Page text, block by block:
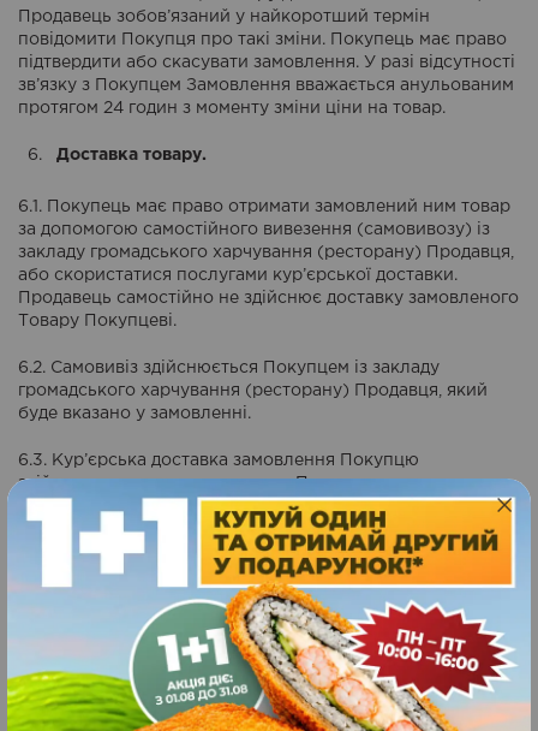
Продавець зобов’язаний у найкоротший термін
повідомити Покупця про такі зміни. Покупець має право
підтвердити або скасувати замовлення. У разі відсутності
зв’язку з Покупцем Замовлення вважається анульованим
протягом 24 годин з моменту зміни ціни на товар.
Доставка товару.
6.1. Покупець має право отримати замовлений ним товар
за допомогою самостійного вивезення (самовивозу) із
закладу громадського харчування (ресторану) Продавця,
або скористатися послугами кур’єрської доставки.
Продавець самостійно не здiйснює доставку замовленого
Товару Покупцевi.
6.2. Самовивіз здійснюється Покупцем із закладу
громадського харчування (ресторану) Продавця, який
буде вказано у замовленні.
6.3. Кур’єрська доставка замовлення Покупцю
здійснюється за погодженням з Покупцем та за вказаною
6.4. Доставка замовленого товару здійснюється у межах
м. Вінниця, якщо інше не передбачено попередньою
домовленістю між сторонами.
Продаж товару та послуг.
7.1. Веб-сайтhttps://roll-club.vn.ua/не гарантує
безумовне виконання замовлення. Усі послуги та товари